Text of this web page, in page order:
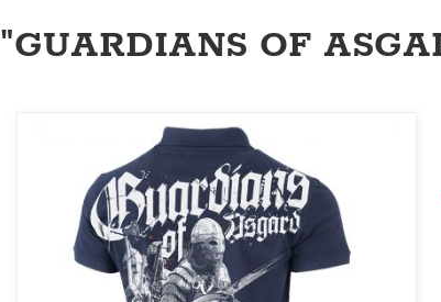
"GUARDIANS OF